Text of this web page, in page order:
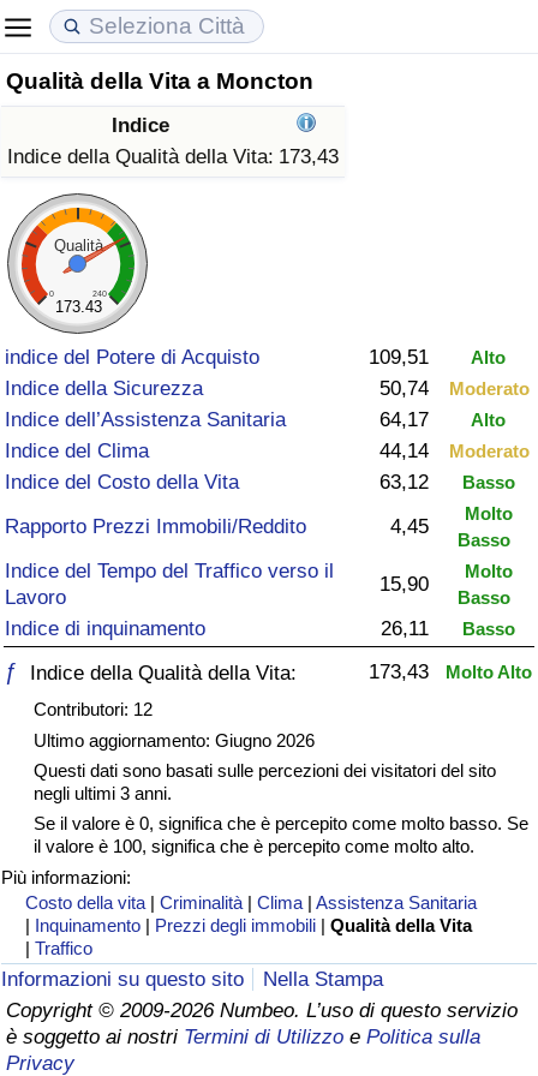
Qualità della Vita a Moncton
Indice
Indice della Qualità della Vita: 173,43
Qualità
0 240
173.43
indice del Potere di Acquisto 109,51 Alto
Indice della Sicurezza 50,74 Moderato
Indice dell’Assistenza Sanitaria 64,17 Alto
Indice del Clima 44,14 Moderato
Indice del Costo della Vita 63,12 Basso
Rapporto Prezzi Immobili/Reddito 4,45
Molto
Basso
Indice del Tempo del Traffico verso il
Lavoro
15,90
Molto
Basso
Indice di inquinamento 26,11 Basso
ƒ Indice della Qualità della Vita: 173,43
Molto Alto
Contributori: 12
Ultimo aggiornamento: Giugno 2026
Questi dati sono basati sulle percezioni dei visitatori del sito
negli ultimi 3 anni.
Se il valore è 0, significa che è percepito come molto basso. Se
il valore è 100, significa che è percepito come molto alto.
Più informazioni:
Costo della vita |Criminalità |Clima |Assistenza Sanitaria
| Inquinamento | Prezzi degli immobili |Qualità della Vita
|Traffico
Informazioni su questo sito
Nella Stampa
Copyright © 2009-2026 Numbeo. L’uso di questo servizio
è soggetto ai nostri Termini di Utilizzo e Politica sulla
Privacy
Costo della vita
Indice Del Costo Della Vita (corrente)
Indice Del Costo Della Vita
Indice del Costo della Vita per Nazione
ad Aqaba
Prezzi degli immobili
Indice del Prezzo delle Case (Corrente)
Indice del Prezzo delle Case
Indice del Prezzo delle Case per Nazione
Qualità della Vita
Indice della Qualità della Vita
Indice della Qualità della Vita (Corrente)
Indice della qualità della vita per Paese
Criminalità
Indice del Tasso di Criminalità (Corrente)
Indice della Criminalità
Indice di criminalità per paese
Assistenza Sanitaria
Indice dell’Assistenza Sanitaria (Corrente)
Indice dell’Assistenza Sanitaria
Indice dell’Assistenza Sanitaria per
Nazione
Inquinamento
Indice dell’Inquinamento (Corrente)
Indice di inquinamento
Indice dell’Inquinamento per Nazione